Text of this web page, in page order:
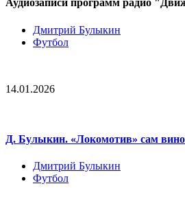
Аудиозаписи программ радио
Дмитрий Булыкин
Футбол
14.01.2026
Д. Булыкин. «Локомотив» сам
Дмитрий Булыкин
Футбол